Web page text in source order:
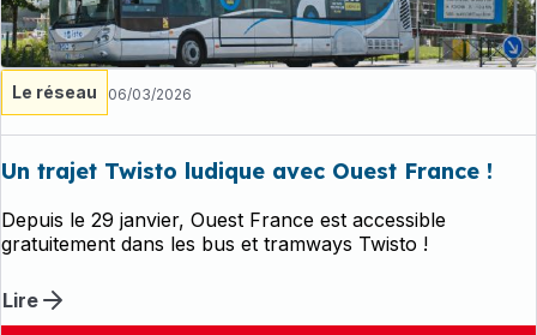
Le réseau 06/03/2026
Un trajet Twisto ludique avec Ouest France !
Depuis le 29 janvier, Ouest France est accessible
gratuitement dans les bus et tramways Twisto !
Lire